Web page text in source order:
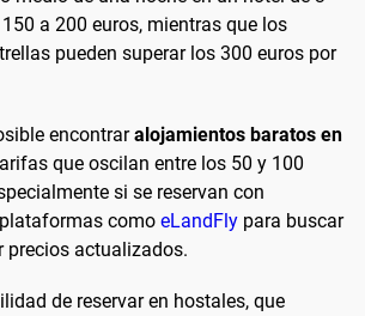
a 200 euros, mientras que los
pueden superar los 300 euros por
encontraralojamientos baratos en
que oscilan entre los 50 y 100
si se reservan con
como eLandFly para buscar
precios actualizados.
de reservar en hostales, que